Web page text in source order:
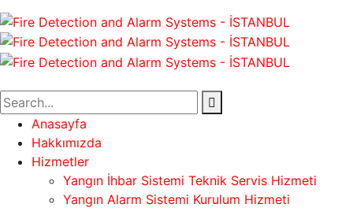
Anasayfa
Hakkımızda
Hizmetler
Yangın İhbar Sistemi Teknik Servis Hizmeti
Yangın Alarm Sistemi Kurulum Hizmeti